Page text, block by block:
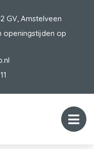
GV, Amstelveen
openingstijden op